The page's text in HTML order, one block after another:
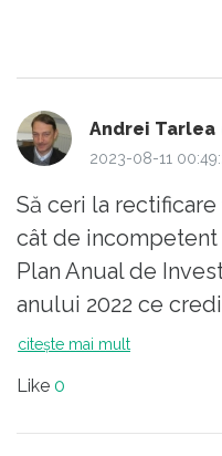
Andrei Tarlea
2023-08-11
Să ceri la
cât de
Plan Anual de
anului 2022 ce
necesare pentru
niște bănuți - un
citește mai mult
Like 0